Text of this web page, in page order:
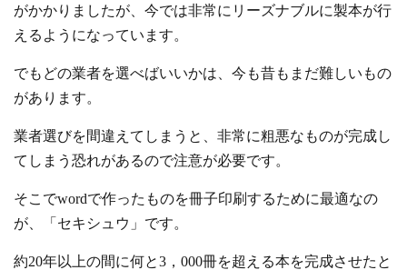
がかかりましたが、今では非常にリーズナブルに製本が行
えるようになっています。
でもどの業者を選べばいいかは、今も昔もまだ難しいもの
があります。
業者選びを間違えてしまうと、非常に粗悪なものが完成し
てしまう恐れがあるので注意が必要です。
そこでwordで作ったものを冊子印刷するために最適なの
が、「セキシュウ」です。
約20年以上の間に何と3，000冊を超える本を完成させたと